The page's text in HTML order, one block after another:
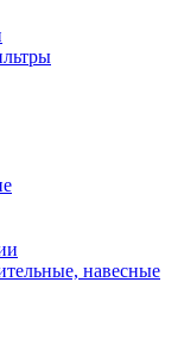
навесные